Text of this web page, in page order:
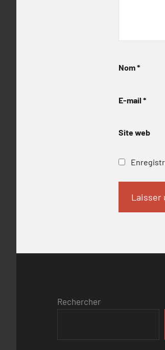
Nom*
E-mail *
Site web
Rechercher